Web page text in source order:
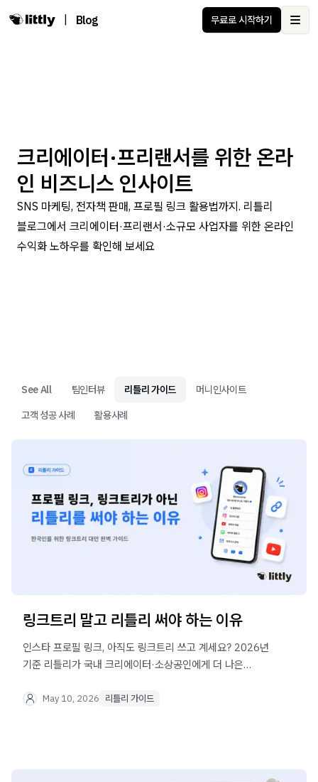
Blog 무료로 시작하기
크리에이터·프리랜서를 위한 온라
인 비즈니스 인사이트
SNS 마케팅, 전자책 판매, 프로필 링크 활용법까지. 리틀리
블로그에서 크리에이터·프리랜서·소규모 사업자를 위한 온라인
수익화 노하우를 확인해 보세요
See All 팀인터뷰 리틀리 가이드
머니인사이트
고객 성공 사례
활용사례
링크트리 말고 리틀리 써야 하는 이유
인스타 프로필 링크, 아직도 링크트리 쓰고 계세요? 2026년
기준 리틀리가 국내 크리에이터·소상공인에게 더 나은
May 10, 2026 리틀리 가이드